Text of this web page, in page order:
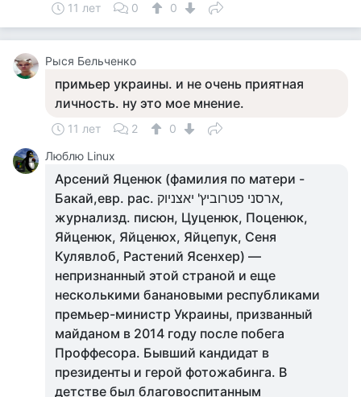
11 лет 0 0
Рыся Бельченко
примьер украины. и не очень приятная
личность. ну это мое мнение.
11 лет 2
0
Люблю Linux
Арсений Яценюк (фамилия по матери -
Бакай,евр. рас. ארסני פטרוביץ' יאצניוק,
журнализд. писюн, Цуценюк, Поценюк,
Яйценюк, Яйценюх, Яйцепук, Сеня
Кулявлоб, Растений Ясенхер) —
непризнанный этой страной и еще
несколькими банановыми республиками
премьер-министр Украины, призванный
майданом в 2014 году после побега
Проффесора. Бывший кандидат в
президенты и герой фотожабинга. В
детстве был благовоспитанным